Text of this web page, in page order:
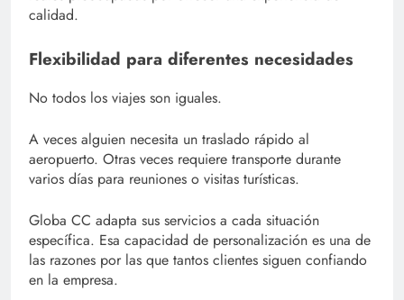
calidad.
Flexibilidad para diferentes necesidades
No todos los viajes son iguales.
A veces alguien necesita un traslado rápido al
aeropuerto. Otras veces requiere transporte durante
varios días para reuniones o visitas turísticas.
Globa CC adapta sus servicios a cada situación
específica. Esa capacidad de personalización es una de
las razones por las que tantos clientes siguen confiando
en la empresa.